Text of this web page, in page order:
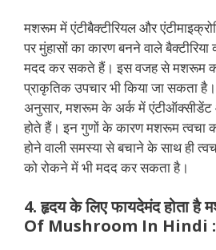
मशरूम में एंटीबैक्टीरियल और
पर मुंहासों का कारण बनने वाले
मदद कर सकते हैं। इस वजह से मशरूम
प्राकृतिक उपचार भी किया जा सकता
अनुसार, मशरूम के अर्क में एंटीऑक्सीडेंट
होते हैं। इन गुणों के कारण मशरूम त्वचा
होने वाली समस्या से बचाने के साथ ही
को रोकने में भी मदद कर सकता है।
4. हृदय के लिए फायदेमंद होता
Of Mushroom In Hindi